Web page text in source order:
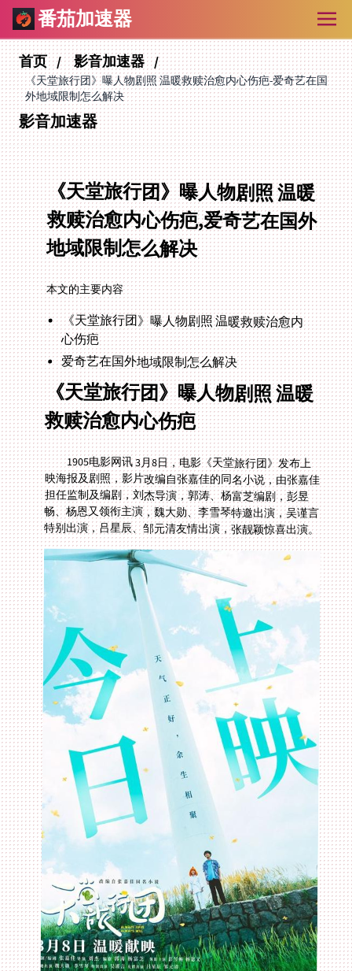
番茄加速器
首页 影音加速器
《天堂旅行团》曝人物剧照 温暖救赎治愈内心伤疤-爱奇艺在国
外地域限制怎么解决
影音加速器
《天堂旅行团》曝人物剧照 温暖
救赎治愈内心伤疤,爱奇艺在国外
地域限制怎么解决
本文的主要内容
《天堂旅行团》曝人物剧照 温暖救赎治愈内
心伤疤
爱奇艺在国外地域限制怎么解决
《天堂旅行团》曝人物剧照 温暖
救赎治愈内心伤疤
1905电影网讯 3月8日，电影《天堂旅行团》发布上
映海报及剧照，影片改编自张嘉佳的同名小说，由张嘉佳
担任监制及编剧，刘杰导演，郭涛、杨富芝编剧，彭昱
畅、杨恩又领衔主演，魏大勋、李雪琴特邀出演，吴谨言
特别出演，吕星辰、邹元清友情出演，张靓颖惊喜出演。